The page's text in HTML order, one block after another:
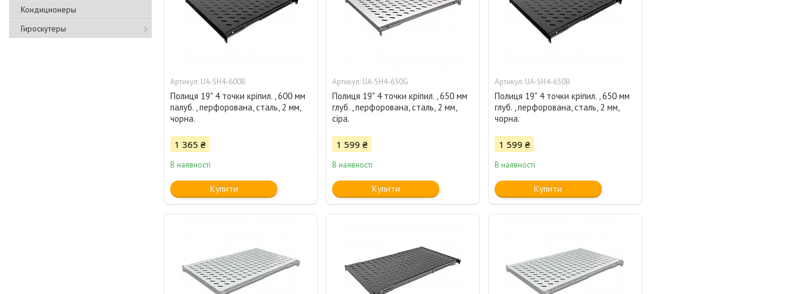
Кондиционеры
Гироскутеры
UA-SH4-600B
Полиця 19" 4 точки кріпил. , 600 мм
палуб. , перфорована, сталь, 2 мм,
чорна.
1 365 ₴
В наявності
Купити
UA-SH4-650G
Полиця 19" 4 точки кріпил. , 650 мм
глуб. , перфорована, сталь, 2 мм,
сіра.
1 599 ₴
В наявності
Купити
UA-SH4-650B
Полиця 19" 4 точки кріпил. , 650 мм
глуб. , перфорована, сталь, 2 мм,
чорна.
1 599 ₴
В наявності
Купити